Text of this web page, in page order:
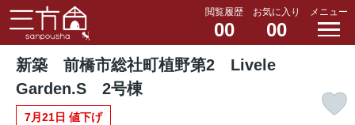
閲覧履歴
00
お気に入り
00
メニュー
新築 前橋市総社町植野第2 Livele
Garden.S 2号棟
7月21日 値下げ